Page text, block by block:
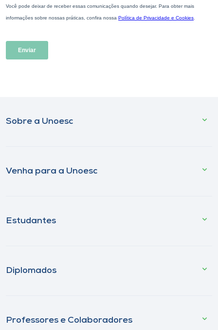
Sobre a Unoesc
Venha para a Unoesc
Estudantes
Diplomados
Professores e Colaboradores